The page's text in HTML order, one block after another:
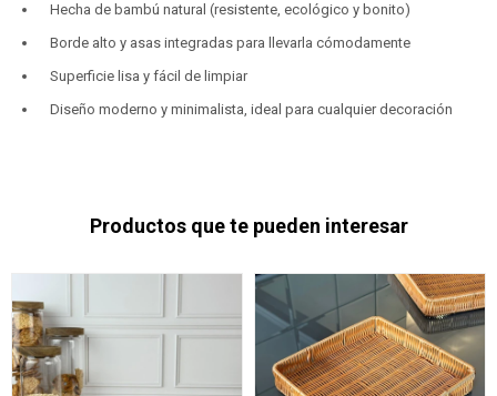
Hecha de bambú natural (resistente, ecológico y bonito)
Borde alto y asas integradas para llevarla cómodamente
Superficie lisa y fácil de limpiar
Diseño moderno y minimalista, ideal para cualquier decoración
Productos que te pueden interesar